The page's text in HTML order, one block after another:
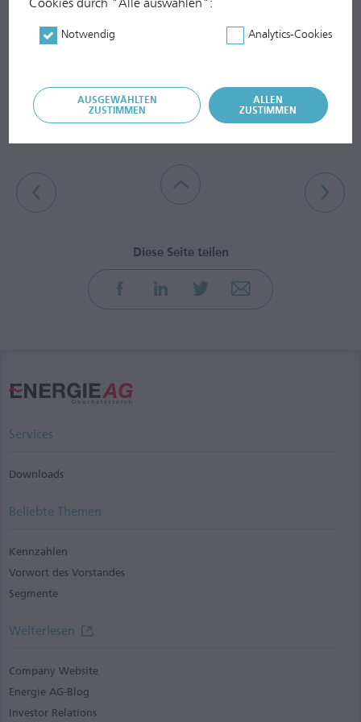
Notwendig Analytics-Cookies
AUSGEWÄHLTEN
ZUSTIMMEN
ALLEN
ZUSTIMMEN
1. HJ 2018/2019; Vorjahreswerte in Klammer
Services
Downloads
Beliebte Themen
Kennzahlen
Vorwort des Vorstandes
Segmente
Weiterlesen
Company Website
Energie AG-Blog
Investor Relations